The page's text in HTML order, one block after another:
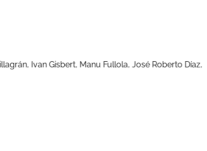
Ivan Gisbert, Manu Fullola, José Roberto Díaz,